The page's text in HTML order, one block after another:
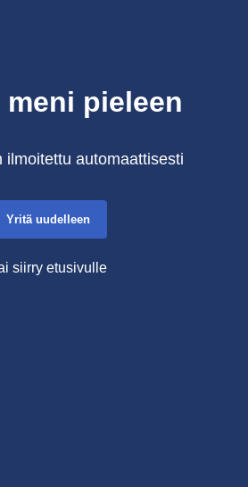
pieleen
ilmoitettu automaattisesti
Yritä uudelleen
siirry etusivulle